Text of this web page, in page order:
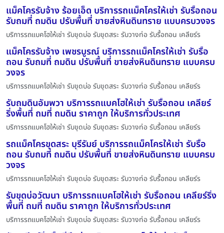
แม็คโครรับจ้าง ร้อยเอ็ด บริการรถแม็คโครให้เช่า รับรื้อถอน
รับถมที่ ถมดิน ปรับพื้นที่ ขายส่งหินดินทราย แบบครบวงจร
บริการรถแบคโฮให้เช่า รับขุดบ่อ รับขุดสระ รับวางท่อ รับรื้อถอน เคลียร์ร
แม็คโครรับจ้าง เพชรบูรณ์ บริการรถแม็คโครให้เช่า รับรื้อ
ถอน รับถมที่ ถมดิน ปรับพื้นที่ ขายส่งหินดินทราย แบบครบ
วงจร
บริการรถแบคโฮให้เช่า รับขุดบ่อ รับขุดสระ รับวางท่อ รับรื้อถอน เคลียร์ร
รับถมดินอัมพวา บริการรถแบคโฮให้เช่า รับรื้อถอน เคลียร์
ริ่งพื้นที่ ถมที่ ถมดิน ราคาถูก ให้บริการทั่วประเทศ
บริการรถแบคโฮให้เช่า รับขุดบ่อ รับขุดสระ รับวางท่อ รับรื้อถอน เคลียร์ร
รถแม็คโครขุดสระ บุรีรัมย์ บริการรถแม็คโครให้เช่า รับรื้อ
ถอน รับถมที่ ถมดิน ปรับพื้นที่ ขายส่งหินดินทราย แบบครบ
วงจร
บริการรถแบคโฮให้เช่า รับขุดบ่อ รับขุดสระ รับวางท่อ รับรื้อถอน เคลียร์ร
รับขุดบ่อวัฒนา บริการรถแบคโฮให้เช่า รับรื้อถอน เคลียร์ริ่ง
พื้นที่ ถมที่ ถมดิน ราคาถูก ให้บริการทั่วประเทศ
บริการรถแบคโฮให้เช่า รับขุดบ่อ รับขุดสระ รับวางท่อ รับรื้อถอน เคลียร์ร